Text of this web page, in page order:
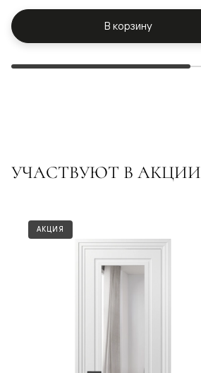
В корзину
УЧАСТВУЮТ В АКЦИИ
АКЦИЯ